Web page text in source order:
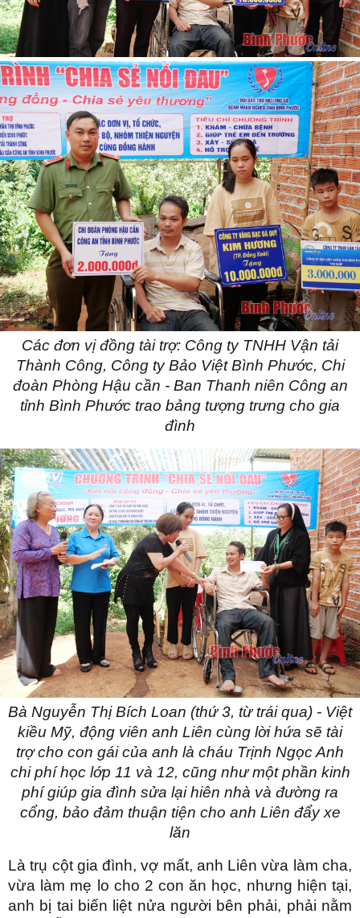
Các đơn vị đồng tài trợ: Công ty TNHH Vận tải
Thành Công, Công ty Bảo Việt Bình Phước, Chi
đoàn Phòng Hậu cần - Ban Thanh niên Công an
tỉnh Bình Phước trao bảng tượng trưng cho gia
đình
Bà Nguyễn Thị Bích Loan (thứ 3, từ trái qua) - Việt
kiều Mỹ, động viên anh Liên cùng lời hứa sẽ tài
trợ cho con gái của anh là cháu Trịnh Ngọc Anh
chi phí học lớp 11 và 12, cũng như một phần kinh
phí giúp gia đình sửa lại hiên nhà và đường ra
cổng, bảo đảm thuận tiện cho anh Liên đẩy xe
lăn
Là trụ cột gia đình, vợ mất, anh Liên vừa làm cha,
vừa làm mẹ lo cho 2 con ăn học, nhưng hiện tại,
anh bị tai biến liệt nửa người bên phải, phải nằm